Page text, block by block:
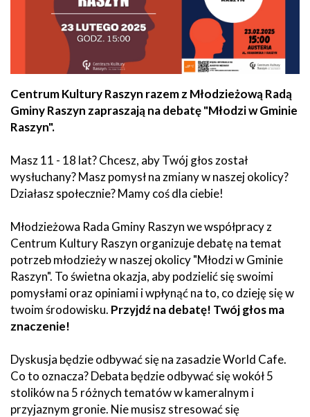
Centrum Kultury Raszyn razem z Młodzieżową Radą
Gminy Raszyn zapraszają na debatę "Młodzi w Gminie
Raszyn".
Masz 11 - 18 lat? Chcesz, aby Twój głos został
wysłuchany? Masz pomysł na zmiany w naszej okolicy?
Działasz społecznie? Mamy coś dla ciebie!
Młodzieżowa Rada Gminy Raszyn we współpracy z
Centrum Kultury Raszyn organizuje debatę na temat
potrzeb młodzieży w naszej okolicy "Młodzi w Gminie
Raszyn". To świetna okazja, aby podzielić się swoimi
pomysłami oraz opiniami i wpłynąć na to, co dzieję się w
twoim środowisku. Przyjdź na debatę! Twój głos ma
znaczenie!
Dyskusja będzie odbywać się na zasadzie World Cafe.
Co to oznacza? Debata będzie odbywać się wokół 5
stolików na 5 różnych tematów w kameralnym i
przyjaznym gronie. Nie musisz stresować się